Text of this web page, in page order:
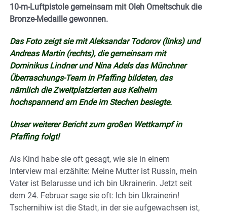
10-m-Luftpistole gemeinsam mit Oleh Omeltschuk die
Bronze-Medaille gewonnen.
Das Foto zeigt sie mit Aleksandar Todorov (links) und
Andreas Martin (rechts), die gemeinsam mit
Dominikus Lindner und Nina Adels das Münchner
Überraschungs-Team in Pfaffing bildeten, das
nämlich die Zweitplatzierten aus Kelheim
hochspannend am Ende im Stechen besiegte.
Unser weiterer Bericht zum großen Wettkampf in
Pfaffing folgt!
Als Kind habe sie oft gesagt, wie sie in einem
Interview mal erzählte: Meine Mutter ist Russin, mein
Vater ist Belarusse und ich bin Ukrainerin. Jetzt seit
dem 24. Februar sage sie oft: Ich bin Ukrainerin!
Tschernihiw ist die Stadt, in der sie aufgewachsen ist,